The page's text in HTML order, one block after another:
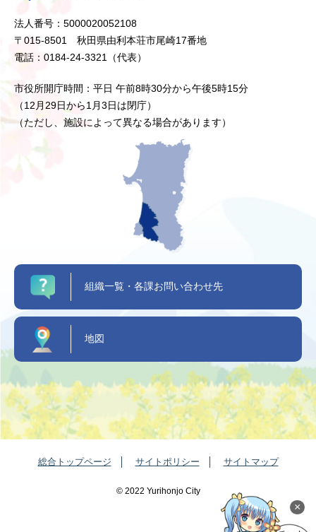
×
法人番号：5000020052108
〒015-8501 秋田県由利本荘市尾崎17番地
電話：0184-24-3321（代表）
市役所開庁時間：平日 午前8時30分から午後5時15分
（12月29日から1月3日は閉庁）
（ただし、施設によって異なる場合があります）
組織一覧・各課お問い合わせ先
地図
総合トップページ サイトポリシー サイトマップ
©️ 2022 Yurihonjo City